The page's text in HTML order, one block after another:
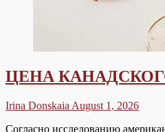
ЦЕНА
Irina Donskaia August 1, 2026
Согласно исследованию